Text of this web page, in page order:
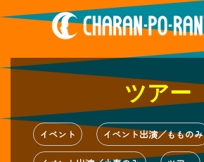
ツアー
イベント イベント出演／もものみ